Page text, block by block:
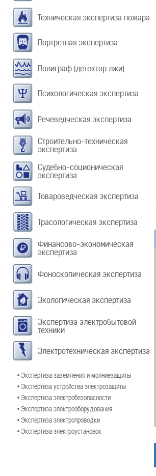
Техническая экспертиза пожара
Портретная экспертиза
Полиграф (детектор лжи)
Психологическая экспертиза
Речеведческая экспертиза
Строительно-техническая
экспертиза
Судебно-соционическая
экспертиза
Товароведческая экспертиза
Трасологическая экспертиза
Финансово-экономическая
экспертиза
Фоноскопическая экспертиза
Экологическая экспертиза
Экспертиза электробытовой
техники
Электротехническая экспертиза
• Экспертиза заземления и молниезащиты
• Экспертиза устройства электрозащиты
• Экспертиза электробезопасности
• Экспертиза электрооборудования
• Экспертиза электропроводки
• Экспертиза электроустановок